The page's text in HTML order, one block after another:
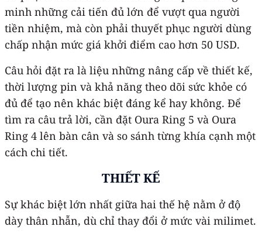
minh những cải tiến đủ lớn để vượt qua người
tiền nhiệm, mà còn phải thuyết phục người dùng
chấp nhận mức giá khởi điểm cao hơn 50 USD.
Câu hỏi đặt ra là liệu những nâng cấp về thiết kế,
thời lượng pin và khả năng theo dõi sức khỏe có
đủ để tạo nên khác biệt đáng kể hay không. Để
tìm ra câu trả lời, cần đặt Oura Ring 5 và Oura
Ring 4 lên bàn cân và so sánh từng khía cạnh một
cách chi tiết.
THIẾT KẾ
Sự khác biệt lớn nhất giữa hai thế hệ nằm ở độ
dày thân nhẫn, dù chỉ thay đổi ở mức vài milimet.